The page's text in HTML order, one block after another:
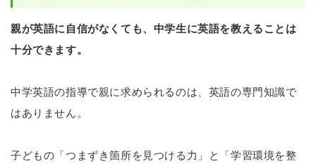
親が英語に自信がなくても、中学生に英語を教えることは
十分できます。
中学英語の指導で親に求められるのは、英語の専門知識で
はありません。
子どもの「つまずき箇所を見つける力」と「学習環境を整